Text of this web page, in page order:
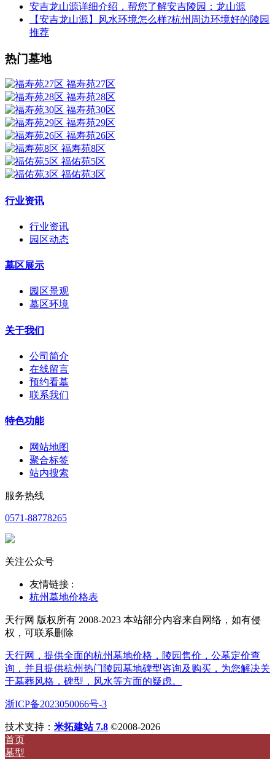
安吉龙山源详细介绍，帮您了解安吉陵园：龙山源
【安吉龙山源】风水环境怎么样?杭州周边环境好的陵园
推荐
热门墓地
福寿苑27区
福寿苑28区
福寿苑30区
福寿苑29区
福寿苑26区
福寿苑8区
福佑苑5区
福佑苑3区
行业资讯
行业资讯
园区动态
墓区展示
园区景观
墓区环境
关于我们
公司简介
在线留言
预约看墓
联系我们
特色功能
网站地图
聚合标签
站内搜索
服务热线
0571-88778265
关注公众号
友情链接 :
杭州墓地价格表
天行网 版权所有 2008-2023 本站部分内容来自网络，如有侵
权，可联系删除
天行网，提供全面的杭州墓地价格，陵园售价，公墓定价查
询，并且提供杭州热门陵园墓地碑型咨询及购买，为您解决关
于墓葬风格，碑型，风水等方面的疑虑。
浙ICP备2023050066号-3
技术支持： 米拓建站 7.8 ©2008-2026
首页
墓型